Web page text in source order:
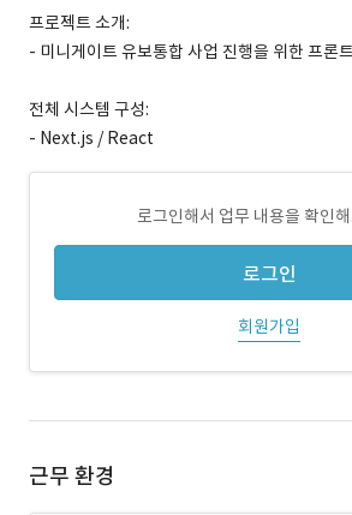
프로젝트 소개:
- 미니게이트 유보통합 사업 진행을 위한 프론
전체 시스템 구성:
- Next.js / React
로그인해서 업무 내용을 확인
로그인
회원가입
근무 환경